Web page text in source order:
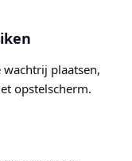
wachtrij plaatsen,
opstelscherm.